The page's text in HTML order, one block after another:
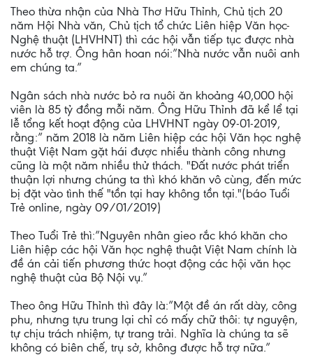
Theo thừa nhận của Nhà Thơ Hữu Thỉnh, Chủ tịch 20
năm Hội Nhà văn, Chủ tịch tổ chức Liên hiệp Văn học-
Nghệ thuật (LHVHNT) thì các hội vẫn tiếp tục được nhà
nước hỗ trợ. Ông hân hoan nói:”Nhà nước vẫn nuôi anh
em chúng ta.”
Ngân sách nhà nước bỏ ra nuôi ăn khoảng 40,000 hội
viên là 85 tỷ đồng mỗi năm. Ông Hữu Thỉnh đã kể lể tại
lễ tổng kết hoạt động của LHVHNT ngày 09-01-2019,
rằng:” năm 2018 là năm Liên hiệp các hội Văn học nghệ
thuật Việt Nam gặt hái được nhiều thành công nhưng
cũng là một năm nhiều thử thách. "Đất nước phát triển
thuận lợi nhưng chúng ta thì khó khăn vô cùng, đến mức
bị đặt vào tình thế "tồn tại hay không tồn tại."(báo Tuổi
Trẻ online, ngày 09/01/2019)
Theo Tuổi Trẻ thì:”Nguyên nhân gieo rắc khó khăn cho
Liên hiệp các hội Văn học nghệ thuật Việt Nam chính là
đề án cải tiến phương thức hoạt động các hội văn học
nghệ thuật của Bộ Nội vụ.”
Theo ông Hữu Thỉnh thì đây là:”Một đề án rất dày, công
phu, nhưng tựu trung lại chỉ có mấy chữ thôi: tự nguyện,
tự chịu trách nhiệm, tự trang trải. Nghĩa là chúng ta sẽ
không có biên chế, trụ sở, không được hỗ trợ nữa.”